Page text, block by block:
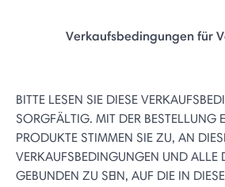
Verkaufsbedingungen für
BITTE LESEN SIE DIESE
SORGFÄLTIG. MIT DER BESTELLUNG
PRODUKTE STIMMEN SIE ZU, AN
VERKAUFSBEDINGUNGEN UND ALLE
GEBUNDEN ZU SEIN, AUF DIE IN